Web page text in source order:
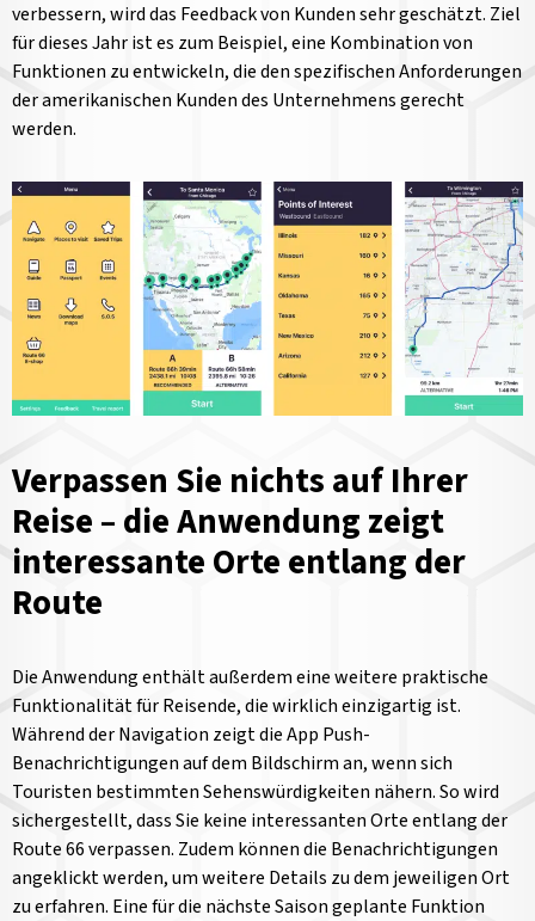
verbessern, wird das Feedback von Kunden sehr geschätzt. Ziel
für dieses Jahr ist es zum Beispiel, eine Kombination von
Funktionen zu entwickeln, die den spezifischen Anforderungen
der amerikanischen Kunden des Unternehmens gerecht
werden.
Verpassen Sie nichts auf Ihrer
Reise – die Anwendung zeigt
interessante Orte entlang der
Route
Die Anwendung enthält außerdem eine weitere praktische
Funktionalität für Reisende, die wirklich einzigartig ist.
Während der Navigation zeigt die App Push-
Benachrichtigungen auf dem Bildschirm an, wenn sich
Touristen bestimmten Sehenswürdigkeiten nähern. So wird
sichergestellt, dass Sie keine interessanten Orte entlang der
Route 66 verpassen. Zudem können die Benachrichtigungen
angeklickt werden, um weitere Details zu dem jeweiligen Ort
zu erfahren. Eine für die nächste Saison geplante Funktion